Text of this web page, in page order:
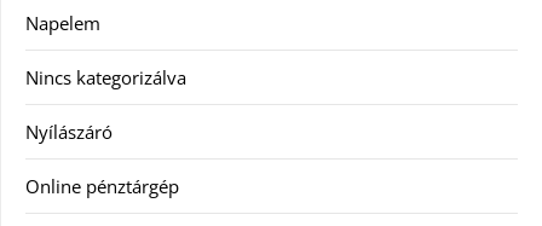
Napelem
Nincs kategorizálva
Nyílászáró
Online pénztárgép